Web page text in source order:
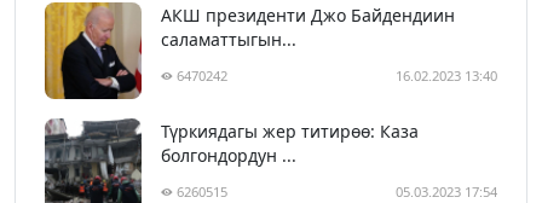
АКШ президенти Джо Байдендиин
саламаттыгын...
6470242 16.02.2023 13:40
Түркиядагы жер титирөө: Каза
болгондордун ...
6260515 05.03.2023 17:54